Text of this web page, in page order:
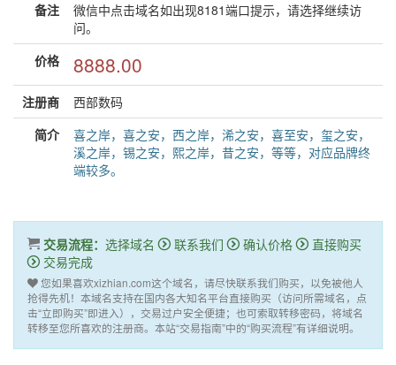
备注
微信中点击域名如出现8181端口提示，请选择继续访
问。
价格
8888.00
注册商
西部数码
简介
喜之岸，喜之安，西之岸，浠之安，喜至安，玺之安，
溪之岸，锡之安，熙之岸，昔之安，等等，对应品牌终
端较多。
交易流程： 选择域名 联系我们 确认价格
直接购买
交易完成
您如果喜欢xizhian.com这个域名，请尽快联系我们购买，以免被他人
抢得先机！本域名支持在国内各大知名平台直接购买（访问所需域名，点
击“立即购买”即进入），交易过户安全便捷；也可索取转移密码，将域名
转移至您所喜欢的注册商。本站“交易指南”中的“购买流程”有详细说明。